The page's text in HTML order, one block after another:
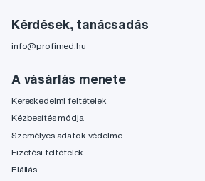
Kérdések, tanácsadás
info@profimed.hu
A vásárlás menete
Kereskedelmi feltételek
Kézbesítés módja
Személyes adatok védelme
Fizetési feltételek
Elállás